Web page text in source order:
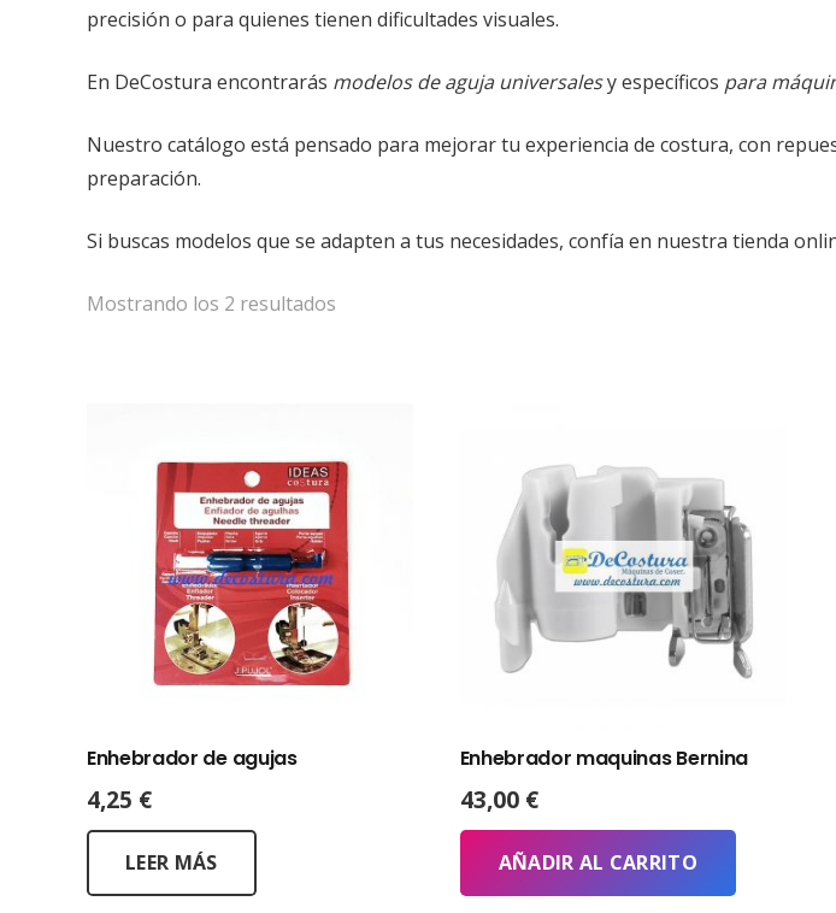
precisión o para quienes tienen dificultades visuales.
En DeCostura encontrarás modelos de aguja universalesy específicos para
Nuestro catálogo está pensado para mejorar tu experiencia de costura, con
preparación.
Si buscas modelos que se adapten a tus necesidades, confía en nuestra tienda
Mostrando los 2 resultados
Enhebrador de agujas
4,25 €
LEER MÁS
Enhebrador maquinas Bernina
43,00 €
AÑADIR AL CARRITO